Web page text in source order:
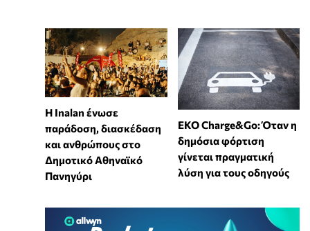
Η Inalan ένωσε
παράδοση, διασκέδαση
και ανθρώπους στο
Δημοτικό Αθηναϊκό
Πανηγύρι
EKO Charge&Go: Όταν η
δημόσια φόρτιση
γίνεται πραγματική
λύση για τους οδηγούς